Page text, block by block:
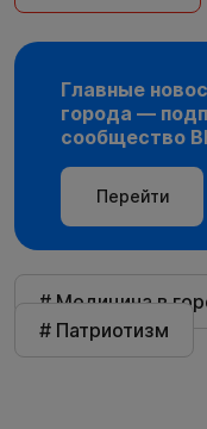
Главные
города —
сообщество
Перейти
# Медицина в
# Патриотизм